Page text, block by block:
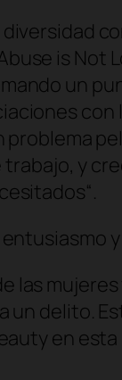
is Not
un
y
“.
las
delito.
en